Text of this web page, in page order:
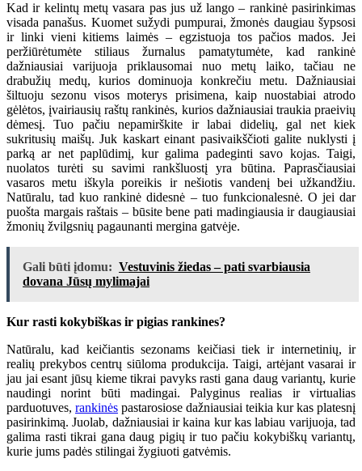
Kad ir kelintų metų vasara pas jus už lango – rankinė pasirinkimas
visada panašus. Kuomet sužydi pumpurai, žmonės daugiau šypsosi
ir linki vieni kitiems laimės – egzistuoja tos pačios mados. Jei
peržiūrėtumėte stiliaus žurnalus pamatytumėte, kad rankinė
dažniausiai varijuoja priklausomai nuo metų laiko, tačiau ne
drabužių medų, kurios dominuoja konkrečiu metu. Dažniausiai
šiltuoju sezonu visos moterys prisimena, kaip nuostabiai atrodo
gėlėtos, įvairiausių raštų rankinės, kurios dažniausiai traukia praeivių
dėmesį. Tuo pačiu nepamirškite ir labai didelių, gal net kiek
sukritusių maišų. Juk kaskart einant pasivaikščioti galite nuklysti į
parką ar net paplūdimį, kur galima padeginti savo kojas. Taigi,
nuolatos turėti su savimi rankšluostį yra būtina. Paprasčiausiai
vasaros metu iškyla poreikis ir nešiotis vandenį bei užkandžiu.
Natūralu, tad kuo rankinė didesnė – tuo funkcionalesnė. O jei dar
puošta margais raštais – būsite bene pati madingiausia ir daugiausiai
žmonių žvilgsnių pagaunanti mergina gatvėje.
Gali būti įdomu: Vestuvinis žiedas – pati svarbiausia
dovana Jūsų mylimajai
Kur rasti kokybiškas ir pigias rankines?
Natūralu, kad keičiantis sezonams keičiasi tiek ir internetinių, ir
realių prekybos centrų siūloma produkcija. Taigi, artėjant vasarai ir
jau jai esant jūsų kieme tikrai pavyks rasti gana daug variantų, kurie
naudingi norint būti madingai. Palyginus realias ir virtualias
parduotuves, rankinės pastarosiose dažniausiai teikia kur kas platesnį
pasirinkimą. Juolab, dažniausiai ir kaina kur kas labiau varijuoja, tad
galima rasti tikrai gana daug pigių ir tuo pačiu kokybiškų variantų,
kurie jums padės stilingai žygiuoti gatvėmis.